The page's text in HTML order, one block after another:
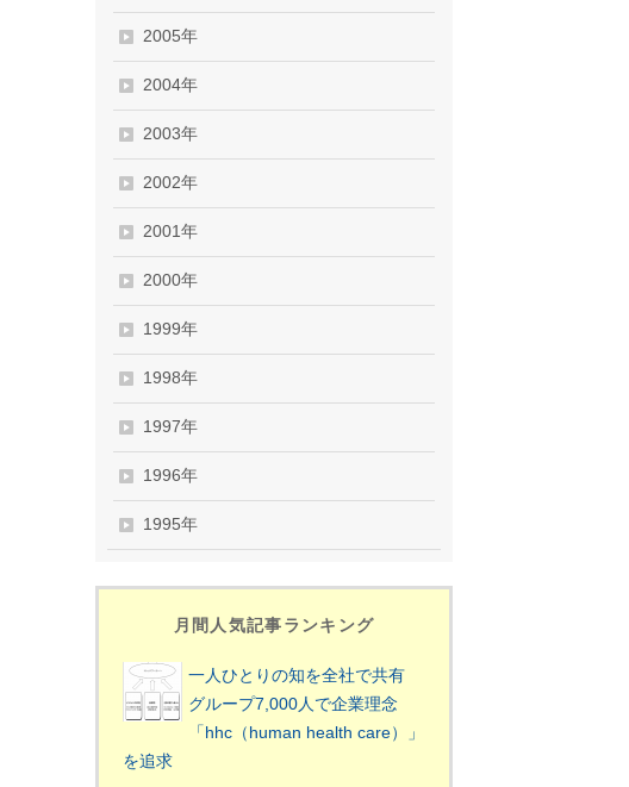
2005年
2004年
2003年
2002年
2001年
2000年
1999年
1998年
1997年
1996年
1995年
月間人気記事ランキング
一人ひとりの知を全社で共有
グループ7,000人で企業理念
「hhc（human health care）」
を追求